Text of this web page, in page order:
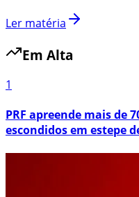
Ler matéria
Em Alta
1
PRF apreende mais de
escondidos em estepe